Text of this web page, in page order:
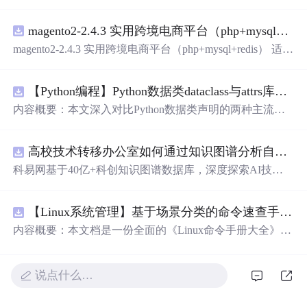
magento2-2.4.3 实用跨境电商平台（php+mysql+redis）
magento2-2.4.3 实用跨境电商平台（php+mysql+redis） 适用
【Python编程】Python数据类dataclass与attrs库对比
内容概要：本文深入对比Python数据类声明的两种主流方
码（boilerplate）消除出发，详解@dataclass装饰器的frozen/
unsafe_hash/order/slot参数语义、field()函数的默认值工厂与
器、以及auto_attribs的PEP 526注解兼容模式，同时介绍catt
rs的序列化/反序列化适配、Pydantic的BaseModel运行时校
验增强、以及marshmallow的Schema显式定义，最后给出在
议与版本兼容性策略。 m.czqysy.com m.cxs666.com cananke
yy.com btcxxm.com www.csd4zlyh.com
高校技术转移办公室如何通过知识图谱分析自身成果转化瓶颈？.docx
科易网基于40亿+科创知识图谱数据库，深度探索AI技术
新领域的AI+数智化解决方案，推动科技创新与产业创新
智能化发展。
【Linux系统管理】基于场景分类的命令速查手册：涵盖文件处理、权限管理、网络配置及系统监控的全场景操作指南
内容概要：本文档是一份全面的《Linux命令手册大全》，
统管理、网络配置、安全防火墙、容器虚拟化等核心领
说点什么…